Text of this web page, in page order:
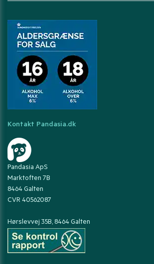
Kontakt Pandasia.dk
Pandasia ApS
Marktoften 7B
8464 Galten
CVR 40562087
Hørslevvej 35B, 8464 Galten